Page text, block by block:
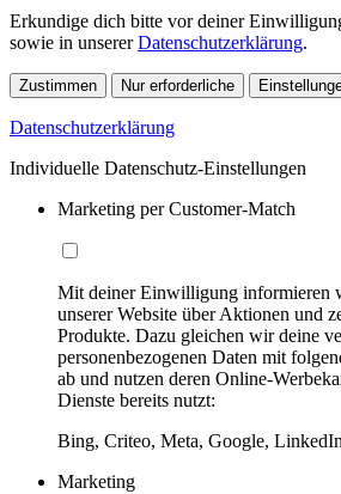
Erkundige dich bitte vor deiner
sowie in unsererDatenschutzerklärung.
Zustimmen Nur erforderliche
Datenschutzerklärung
Individuelle Datenschutz-Einstellungen
Marketing per Customer-Match
Mit deiner Einwilligung informieren
unserer Website über Aktionen und
Produkte. Dazu gleichen wir deine
personenbezogenen Daten mit
ab und nutzen deren Online-
Dienste bereits nutzt:
Bing, Criteo, Meta, Google,
Marketing